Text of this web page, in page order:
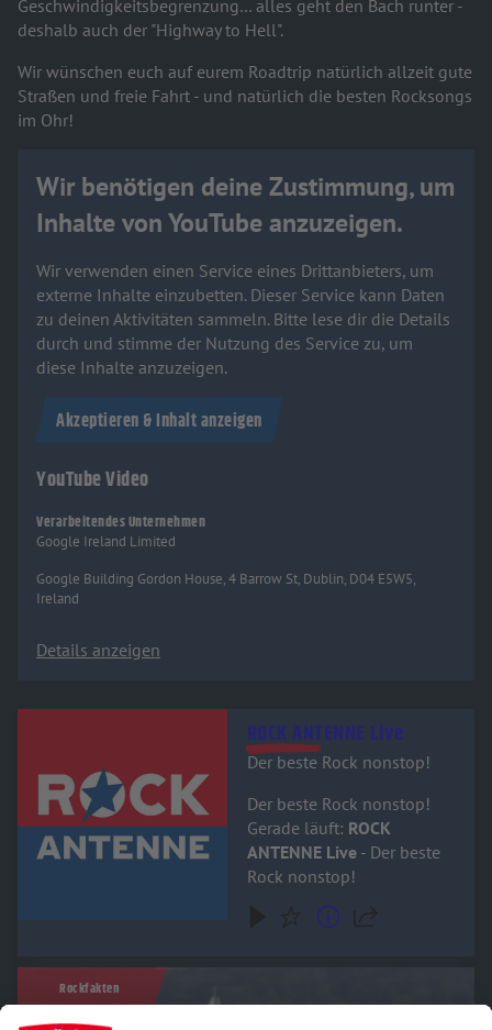
Geschwindigkeitsbegrenzung… alles geht den Bach runter -
deshalb auch der "Highway to Hell".
Wir wünschen euch auf eurem Roadtrip natürlich allzeit gute
Straßen und freie Fahrt - und natürlich die besten Rocksongs
im Ohr!
Wir benötigen deine Zustimmung, um
Inhalte von YouTube anzuzeigen.
Wir verwenden einen Service eines Drittanbieters, um
externe Inhalte einzubetten. Dieser Service kann Daten
zu deinen Aktivitäten sammeln. Bitte lese dir die Details
durch und stimme der Nutzung des Service zu, um
diese Inhalte anzuzeigen.
Akzeptieren & Inhalt anzeigen
YouTube Video
Verarbeitendes Unternehmen
Google Ireland Limited
Google Building Gordon House, 4 Barrow St, Dublin, D04 E5W5,
Ireland
Details anzeigen
Audiotitel - ROCK ANTENNE LiveROCK ANTENNE Live
Der beste Rock nonstop!
Der beste Rock nonstop!
Gerade läuft: ROCK
ANTENNE Live - Der beste
Rock nonstop!
Rockfakten